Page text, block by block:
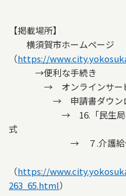
【掲載場所】
横須賀市ホームページ
（https://
→便利な手続き
→ オンラインサー
→ 申請書ダウンロ
→ 16.「民生局福祉こ
式
→ ７.介護給付費
（https://
263_65.html）